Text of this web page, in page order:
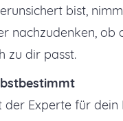
bist,
nachzudenken, ob
zu dir passt.
der Experte für dein